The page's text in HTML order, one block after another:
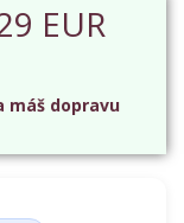
EUR
máš dopravu